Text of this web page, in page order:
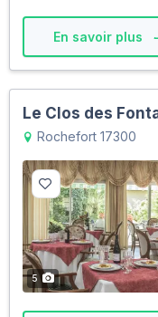
En savoir plus
Le Clos des
Rochefort 17300
5